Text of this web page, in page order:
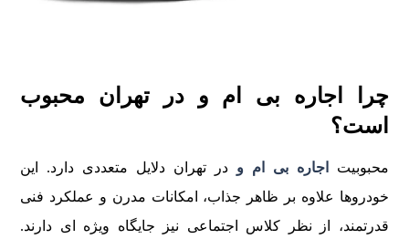
چرا اجاره بی ام و در تهران محبوب
است؟
محبوبيت اجاره بی ام و در تهران دلايل متعددی دارد. اين
خودروها علاوه بر ظاهر جذاب، امکانات مدرن و عملکرد فنی
قدرتمند، از نظر کلاس اجتماعی نيز جايگاه ويژه ای دارند.